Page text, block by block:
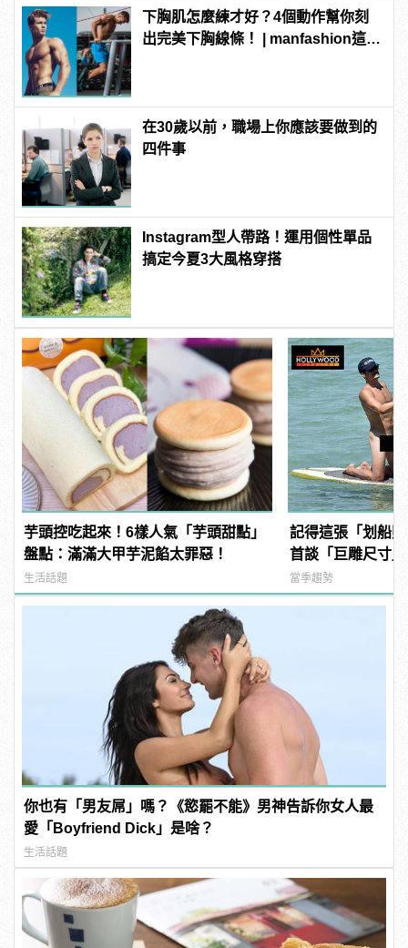
下胸肌怎麼練才好？4個動作幫你刻
出完美下胸線條！ | manfashion這樣
在30歲以前，職場上你應該要做到的
四件事
Instagram型人帶路！運用個性單品
搞定今夏3大風格穿搭
芋頭控吃起來！6樣人氣「芋頭甜點」
盤點：滿滿大甲芋泥餡太罪惡！
生活話題
記得這張「划船
首談「巨雕尺寸
你們有那麼大的
當季趨勢
你也有「男友屌」嗎？《慾罷不能》男神告訴你女人最
愛「Boyfriend Dick」是啥？
生活話題